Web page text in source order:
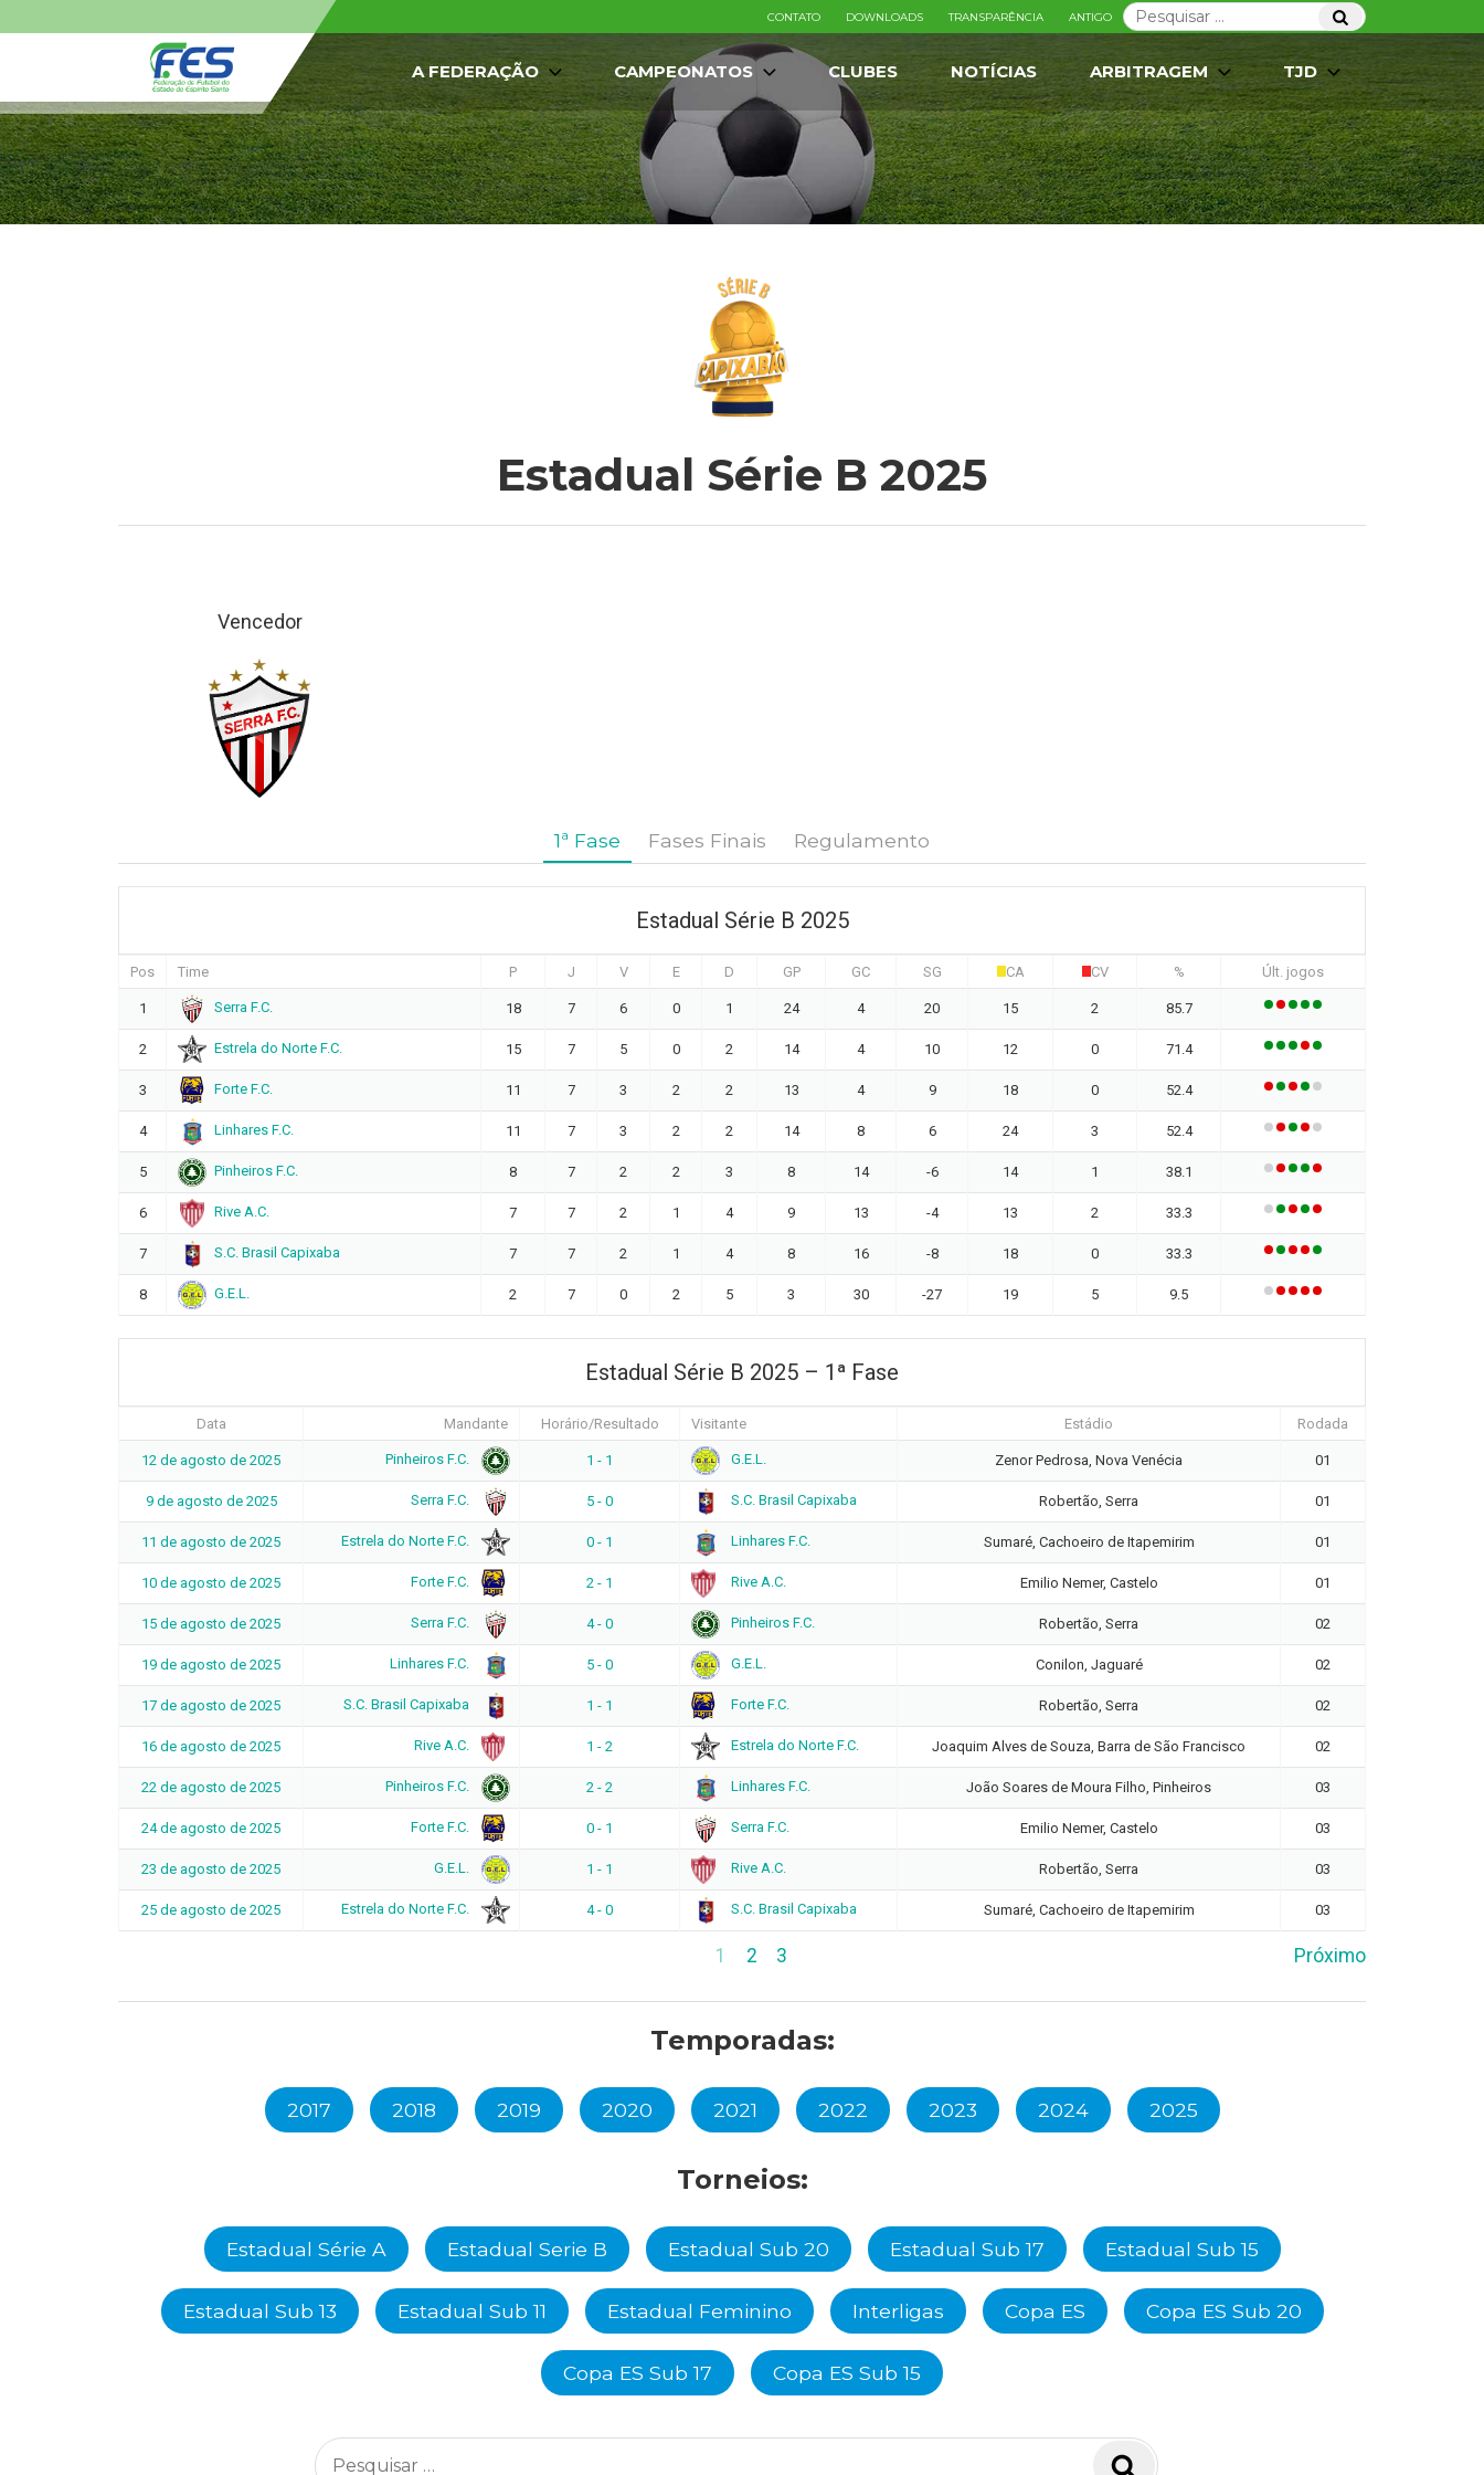
Pesquisar
por:
Pesquisar
CONTATO DOWNLOADS TRANSPARÊNCIA ANTIGO
A FEDERAÇÃO CAMPEONATOS CLUBES NOTÍCIAS ARBITRAGEM TJD
Estadual Série B 2025
Vencedor
1ª Fase Fases Finais Regulamento
Estadual Série B 2025
Pos Time P J V E D GP GC SG CA CV % Últ. jogos
1 Serra F.C. 18 7 6 0 1 24 4 20 15 2 85.7
2 Estrela do Norte F.C. 15 7 5 0 2 14 4 10 12 0 71.4
3 Forte F.C. 11 7 3 2 2 13 4 9 18 0 52.4
4 Linhares F.C. 11 7 3 2 2 14 8 6 24 3 52.4
5 Pinheiros F.C. 8 7 2 2 3 8 14 -6 14 1 38.1
6 Rive A.C. 7 7 2 1 4 9 13 -4 13 2 33.3
7 S.C. Brasil Capixaba 7 7 2 1 4 8 16 -8 18 0 33.3
8 G.E.L. 2 7 0 2 5 3 30 -27 19 5 9.5
Estadual Série B 2025 – 1ª Fase
Data Mandante Horário/Resultado Visitante Estádio Rodada
12 de agosto de 2025 Pinheiros F.C. 1 - 1 G.E.L. Zenor Pedrosa, Nova Venécia 01
9 de agosto de 2025 Serra F.C. 5 - 0 S.C. Brasil Capixaba Robertão, Serra 01
11 de agosto de 2025 Estrela do Norte F.C. 0 - 1 Linhares F.C. Sumaré, Cachoeiro de Itapemirim 01
10 de agosto de 2025 Forte F.C. 2 - 1 Rive A.C. Emilio Nemer, Castelo 01
15 de agosto de 2025 Serra F.C. 4 - 0 Pinheiros F.C. Robertão, Serra 02
19 de agosto de 2025 Linhares F.C. 5 - 0 G.E.L. Conilon, Jaguaré 02
17 de agosto de 2025 S.C. Brasil Capixaba 1 - 1 Forte F.C. Robertão, Serra 02
16 de agosto de 2025 Rive A.C. 1 - 2 Estrela do Norte F.C. Joaquim Alves de Souza, Barra de São Francisco 02
22 de agosto de 2025 Pinheiros F.C. 2 - 2 Linhares F.C. João Soares de Moura Filho, Pinheiros 03
24 de agosto de 2025 Forte F.C. 0 - 1 Serra F.C. Emilio Nemer, Castelo 03
23 de agosto de 2025 G.E.L. 1 - 1 Rive A.C. Robertão, Serra 03
25 de agosto de 2025 Estrela do Norte F.C. 4 - 0 S.C. Brasil Capixaba Sumaré, Cachoeiro de Itapemirim 03
1 2 3 Próximo
Temporadas:
2017 2018 2019 2020 2021 2022 2023 2024 2025
Torneios:
Estadual Série A Estadual Serie B Estadual Sub 20 Estadual Sub 17 Estadual Sub 15
Estadual Sub 13 Estadual Sub 11 Estadual Feminino Interligas Copa ES Copa ES Sub 20
Copa ES Sub 17 Copa ES Sub 15
Pesquisar
Pesquisar